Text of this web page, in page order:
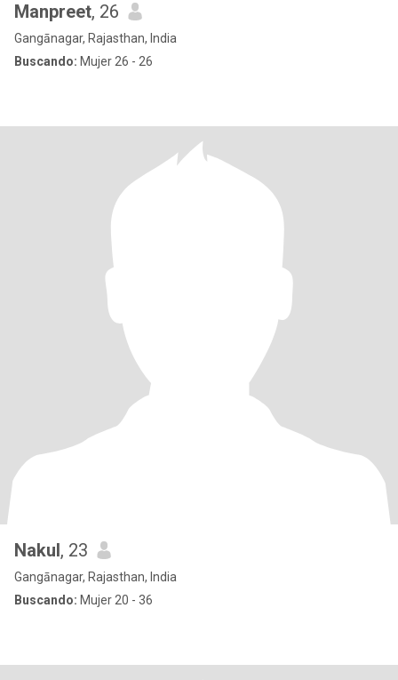
Manpreet, 26
Gangānagar, Rajasthan, India
Buscando: Mujer 26 - 26
Nakul, 23
Gangānagar, Rajasthan, India
Buscando: Mujer 20 - 36